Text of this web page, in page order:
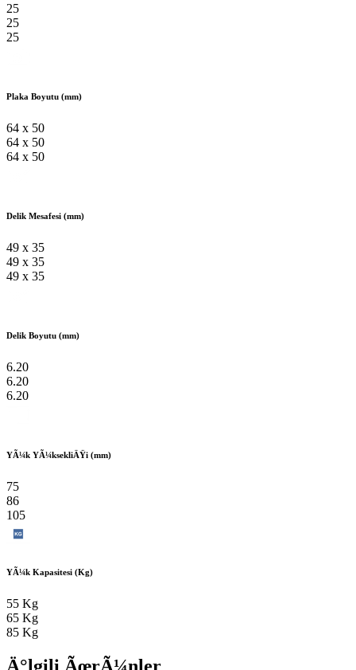
25
25
25
Plaka Boyutu (mm)
64 x 50
64 x 50
64 x 50
Delik Mesafesi (mm)
49 x 35
49 x 35
49 x 35
Delik Boyutu (mm)
6.20
6.20
6.20
YÃ¼k YÃ¼ksekliÄŸi (mm)
75
86
105
YÃ¼k Kapasitesi (Kg)
55 Kg
65 Kg
85 Kg
Ä°lgili ÃœrÃ¼nler